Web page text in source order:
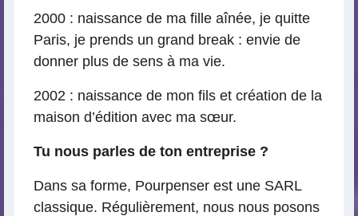
2000 : naissance de ma fille aînée, je quitte
Paris, je prends un grand break : envie de
donner plus de sens à ma vie.
2002 : naissance de mon fils et création de la
maison d’édition avec ma sœur.
Tu nous parles de ton entreprise ?
Dans sa forme, Pourpenser est une SARL
classique. Régulièrement, nous nous posons